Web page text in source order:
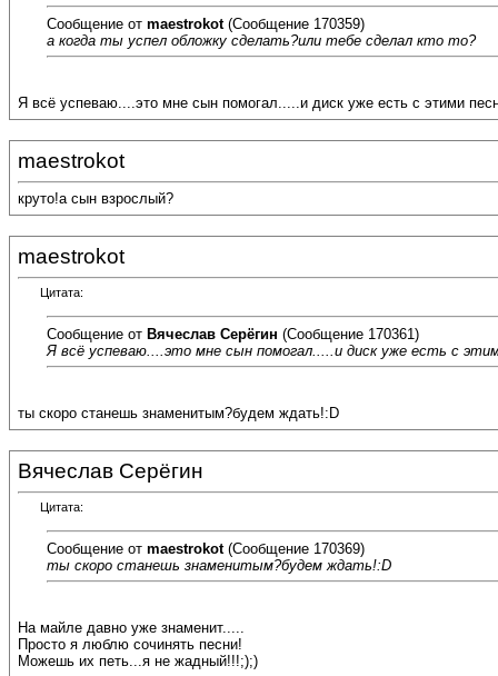
Сообщение от maestrokot(Сообщение 170359)
а когда ты успел обложку сделать?или тебе сделал кто то?
Я всё успеваю....это мне сын помогал.....и диск уже есть с этими
maestrokot
круто!а сын взрослый?
maestrokot
Цитата:
Сообщение от Вячеслав Серёгин (Сообщение 170361)
Я всё успеваю....это мне сын помогал.....и диск уже есть с
ты скоро станешь знаменитым?будем ждать!:D
Вячеслав Серёгин
Цитата:
Сообщение от maestrokot(Сообщение 170369)
ты скоро станешь знаменитым?будем ждать!:D
На майле давно уже знаменит.....
Просто я люблю сочинять песни!
Можешь их петь...я не жадный!!!;);)